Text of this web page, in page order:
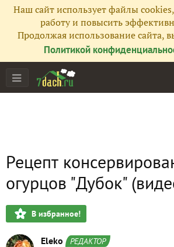
Наш сайт использует файлы
работу и повысить
Продолжая использование сайта,
Политикой
Рецепт
огурцов "Дубок"
В избранное!
Eleko РЕДАКТОР